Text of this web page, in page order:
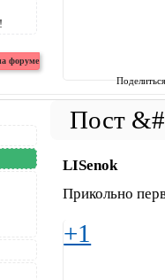
LISenok
Прикольно
+1